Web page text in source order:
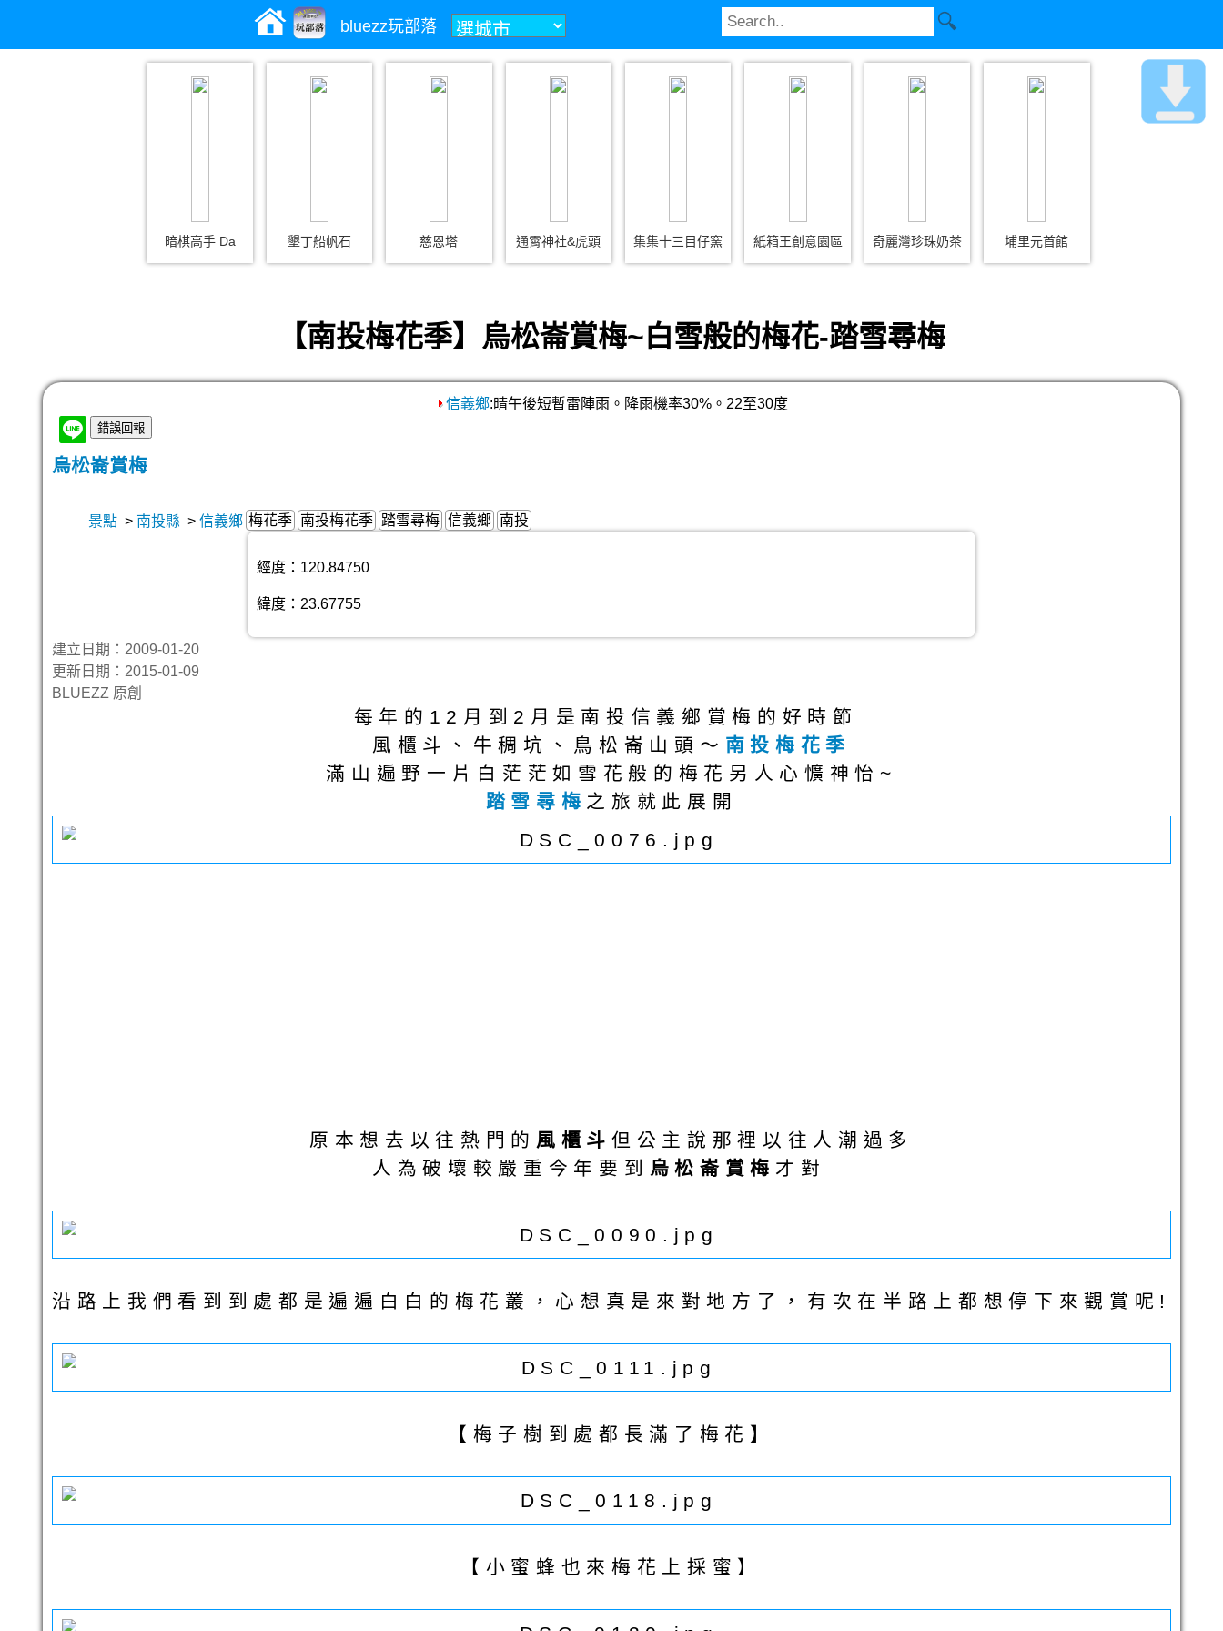
bluezz玩部落
暗棋高手 Da 墾丁船帆石 慈恩塔 通霄神社&虎頭 集集十三目仔窯 紙箱王創意園區 奇麗灣珍珠奶茶 埔里元首館
【南投梅花季】烏松崙賞梅~白雪般的梅花-踏雪尋梅
信義鄉:晴午後短暫雷陣雨。降雨機率30%。22至30度
烏松崙賞梅
景點 > 南投縣 > 信義鄉 梅花季 南投梅花季 踏雪尋梅 信義鄉 南投
經度：120.84750
緯度：23.67755
建立日期：2009-01-20
更新日期：2015-01-09
BLUEZZ 原創
每年的12月到2月是南投信義鄉賞梅的好時節
風櫃斗、牛稠坑、鳥松崙山頭～ 南投梅花季
滿山遍野一片白茫茫如雪花般的梅花另人心懭神怡~
踏雪尋梅 之旅就此展開
原本想去以往熱門的 風櫃斗 但公主說那裡以往人潮過多
人為破壞較嚴重今年要到 烏松崙賞梅 才對
沿路上我們看到到處都是遍遍白白的梅花叢，心想真是來對地方了，有次在半路上都想停下來觀賞呢!
【梅子樹到處都長滿了梅花】
【小蜜蜂也來梅花上採蜜】